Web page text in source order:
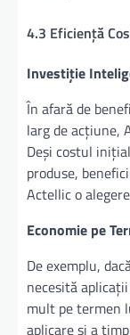
4.3 Eficiență
Investiție
În afară de
larg de acțiune,
Deși costul
produse,
Actellic o
Economie pe
De exemplu,
necesită
mult pe termen
aplicare și a